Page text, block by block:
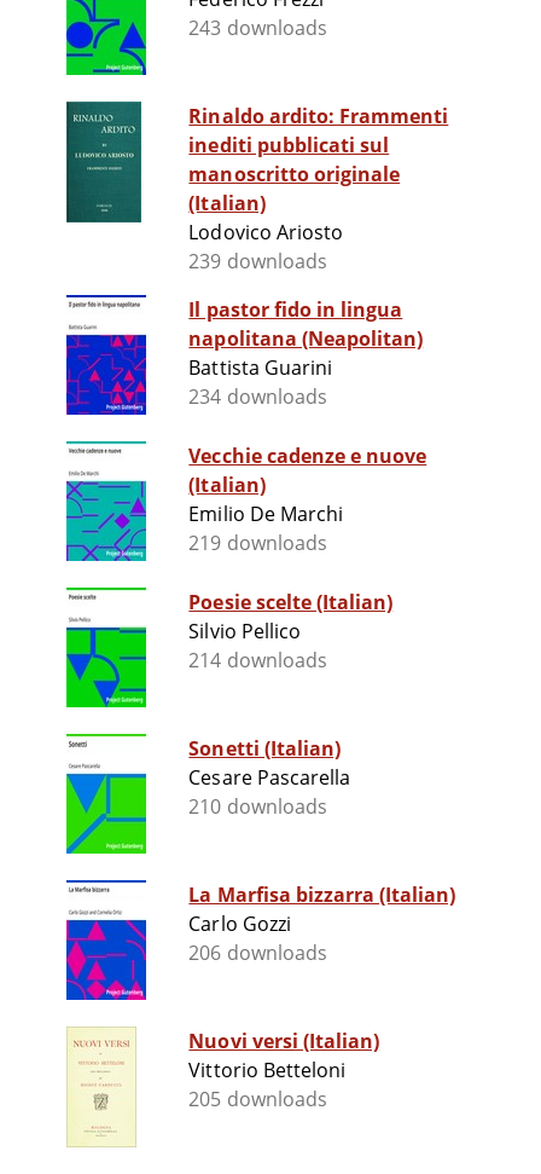
243 downloads
Rinaldo ardito: Frammenti
inediti pubblicati sul
manoscritto originale
(Italian)
Lodovico Ariosto
239 downloads
Il pastor fido in lingua
napolitana (Neapolitan)
Battista Guarini
234 downloads
Vecchie cadenze e nuove
(Italian)
Emilio De Marchi
219 downloads
Poesie scelte (Italian)
Silvio Pellico
214 downloads
Sonetti (Italian)
Cesare Pascarella
210 downloads
La Marfisa bizzarra (Italian)
Carlo Gozzi
206 downloads
Nuovi versi (Italian)
Vittorio Betteloni
205 downloads